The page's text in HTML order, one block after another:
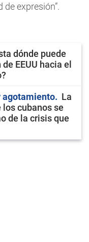
de expresión”.
dónde puede
EEUU hacia el
agotamiento
La
cubanos se
de la crisis que